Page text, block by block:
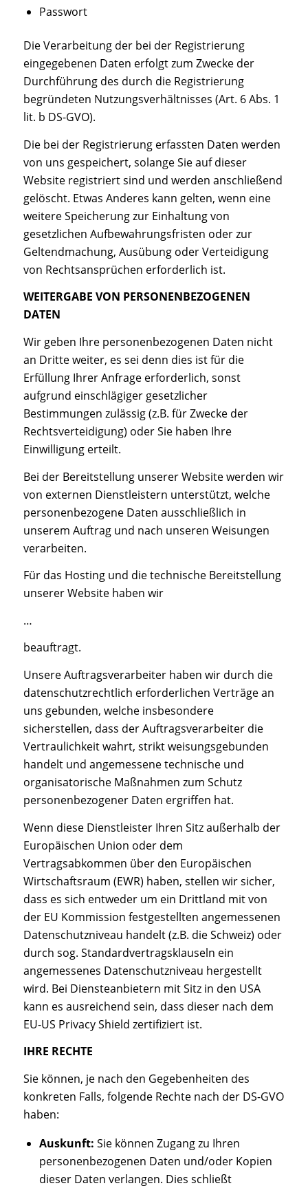
Passwort
Die Verarbeitung der bei der Registrierung
eingegebenen Daten erfolgt zum Zwecke der
Durchführung des durch die Registrierung
begründeten Nutzungsverhältnisses (Art. 6 Abs. 1
lit. b DS-GVO).
Die bei der Registrierung erfassten Daten werden
von uns gespeichert, solange Sie auf dieser
Website registriert sind und werden anschließend
gelöscht. Etwas Anderes kann gelten, wenn eine
weitere Speicherung zur Einhaltung von
gesetzlichen Aufbewahrungsfristen oder zur
Geltendmachung, Ausübung oder Verteidigung
von Rechtsansprüchen erforderlich ist.
WEITERGABE VON PERSONENBEZOGENEN
DATEN
Wir geben Ihre personenbezogenen Daten nicht
an Dritte weiter, es sei denn dies ist für die
Erfüllung Ihrer Anfrage erforderlich, sonst
aufgrund einschlägiger gesetzlicher
Bestimmungen zulässig (z.B. für Zwecke der
Rechtsverteidigung) oder Sie haben Ihre
Einwilligung erteilt.
Bei der Bereitstellung unserer Website werden wir
von externen Dienstleistern unterstützt, welche
personenbezogene Daten ausschließlich in
unserem Auftrag und nach unseren Weisungen
verarbeiten.
Für das Hosting und die technische Bereitstellung
unserer Website haben wir
…
beauftragt.
Unsere Auftragsverarbeiter haben wir durch die
datenschutzrechtlich erforderlichen Verträge an
uns gebunden, welche insbesondere
sicherstellen, dass der Auftragsverarbeiter die
Vertraulichkeit wahrt, strikt weisungsgebunden
handelt und angemessene technische und
organisatorische Maßnahmen zum Schutz
personenbezogener Daten ergriffen hat.
Wenn diese Dienstleister Ihren Sitz außerhalb der
Europäischen Union oder dem
Vertragsabkommen über den Europäischen
Wirtschaftsraum (EWR) haben, stellen wir sicher,
dass es sich entweder um ein Drittland mit von
der EU Kommission festgestellten angemessenen
Datenschutzniveau handelt (z.B. die Schweiz) oder
durch sog. Standardvertragsklauseln ein
angemessenes Datenschutzniveau hergestellt
wird. Bei Diensteanbietern mit Sitz in den USA
kann es ausreichend sein, dass dieser nach dem
EU-US Privacy Shield zertifiziert ist.
IHRE RECHTE
Sie können, je nach den Gegebenheiten des
konkreten Falls, folgende Rechte nach der DS-GVO
haben:
Auskunft: Sie können Zugang zu Ihren
personenbezogenen Daten und/oder Kopien
dieser Daten verlangen. Dies schließt